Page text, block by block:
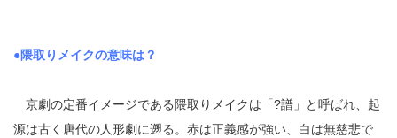
●隈取りメイクの意味は？
京劇の定番イメージである隈取りメイクは「?譜」と呼ばれ、起
源は古く唐代の人形劇に遡る。赤は正義感が強い、白は無慈悲で